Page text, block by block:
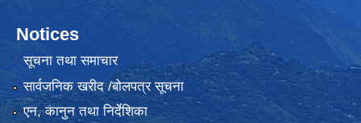
Notices
सूचना तथा समाचार
सार्वजनिक खरीद /बोलपत्र सूचना
एन, कानुन तथा निर्देशिका